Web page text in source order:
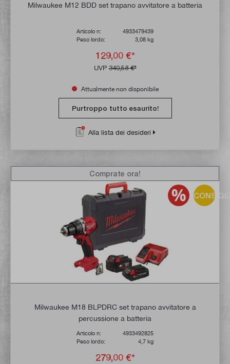
Milwaukee M12 BDD set trapano avvitatore a batteria
Articolo n:
4933479439
Peso lordo:
3,08 kg
129,00 €*
UVP340,58 €*
Attualmente non disponibile
Purtroppo tutto esaurito!
Alla lista dei desideri
Milwaukee M18 BLPDRC set trapano avvitatore a
percussione a batteria
Articolo n:
4933492825
Peso lordo:
4,7 kg
279,00 €*
Comprate ora!